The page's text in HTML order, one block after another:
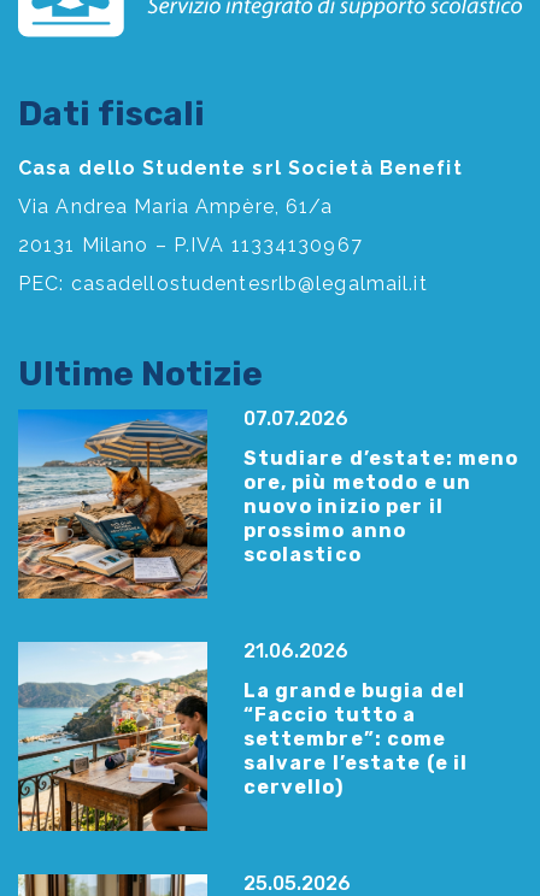
Dati fiscali
Casa dello Studente srl Società Benefit
Via Andrea Maria Ampère, 61/a
20131 Milano – P.IVA 11334130967
PEC: casadellostudentesrlb@legalmail.it
Ultime Notizie
07.07.2026
Studiare d’estate: meno
ore, più metodo e un
nuovo inizio per il
prossimo anno
scolastico
21.06.2026
La grande bugia del
“Faccio tutto a
settembre”: come
salvare l’estate (e il
cervello)
25.05.2026